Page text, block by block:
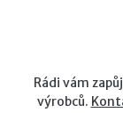
Rádi vám
výrobců.